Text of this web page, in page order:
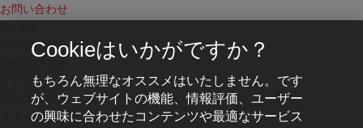
お問い合わせ
プライバシーポリシー
アクセシビリティ
プレス連絡先
クッキーの設定
Cookieはいかがですか？
もちろん無理なオススメはいたしません。です
が、ウェブサイトの機能、情報評価、ユーザー
の興味に合わせたコンテンツや最適なサービス